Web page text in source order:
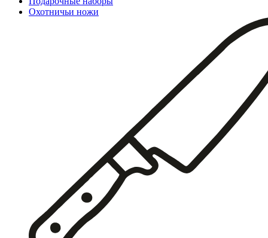
Охотничьи ножи